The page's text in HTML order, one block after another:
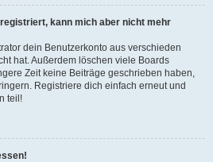
kann mich aber nicht mehr
dein Benutzerkonto aus verschieden
hat. Außerdem löschen viele Boards
Zeit keine Beiträge geschrieben haben,
Registriere dich einfach erneut und
teil!